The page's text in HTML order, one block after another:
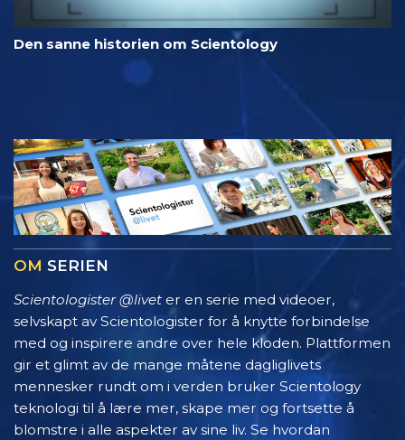
Den sanne historien om Scientology
OM SERIEN
Scientologister @livet er en serie med videoer,
selvskapt av Scientologister for å knytte forbindelse
med og inspirere andre over hele kloden. Plattformen
gir et glimt av de mange måtene dagliglivets
mennesker rundt om i verden bruker Scientology
teknologi til å lære mer, skape mer og fortsette å
blomstre i alle aspekter av sine liv. Se hvordan